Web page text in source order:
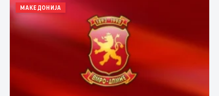
МАКЕДОНИЈА